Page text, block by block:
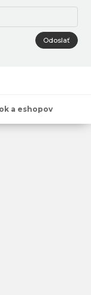
Odoslať
a eshopov